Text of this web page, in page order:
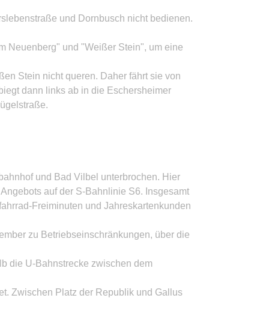
und Dornbusch nicht bedienen.
Neuenberg" und "Weißer Stein", um eine
Stein nicht queren. Daher fährt sie von
dann links ab in die Eschersheimer
und Bad Vilbel unterbrochen. Hier
auf der S-Bahnlinie S6. Insgesamt
Freiminuten und Jahreskartenkunden
zu Betriebseinschränkungen, über die
die U-Bahnstrecke zwischen dem
Zwischen Platz der Republik und Gallus